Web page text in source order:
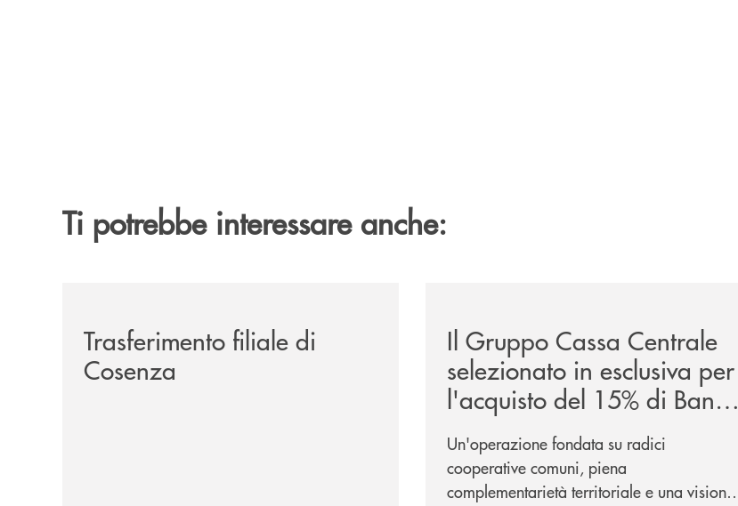
Ti potrebbe interessare anche:
Trasferimento filiale di
Cosenza
Il Gruppo Cassa Centrale
selezionato in esclusiva per
l'acquisto del 15% di Banca
Cambiano 1884
Un'operazione fondata su radici
cooperative comuni, piena
complementarietà territoriale e una visione